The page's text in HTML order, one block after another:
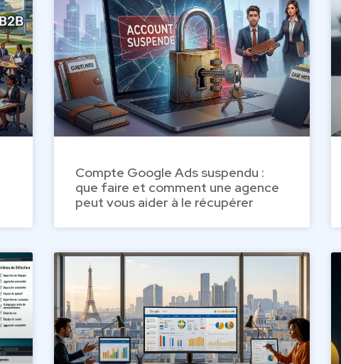
Compte Google Ads suspendu :
que faire et comment une agence
peut vous aider à le récupérer